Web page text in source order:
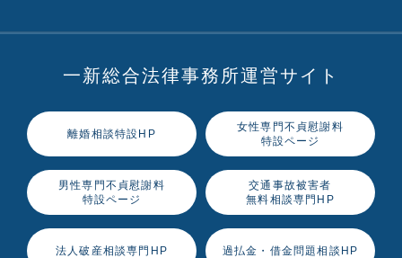
一新総合法律事務所運営サイト
離婚相談特設HP
女性専門不貞慰謝料
特設ページ
男性専門不貞慰謝料
特設ページ
交通事故被害者
無料相談専門HP
法人破産相談専門HP 過払金・借金問題相談HP